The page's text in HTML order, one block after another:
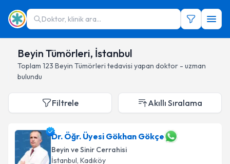
Doktor, klinik ara...
Beyin Tümörleri, İstanbul
Toplam 123 Beyin Tümörleri tedavisi yapan doktor - uzman
bulundu
Filtrele Akıllı Sıralama
Dr. Öğr. Üyesi Gökhan Gökçe
Beyin ve Sinir Cerrahisi
İstanbul, Kadıköy